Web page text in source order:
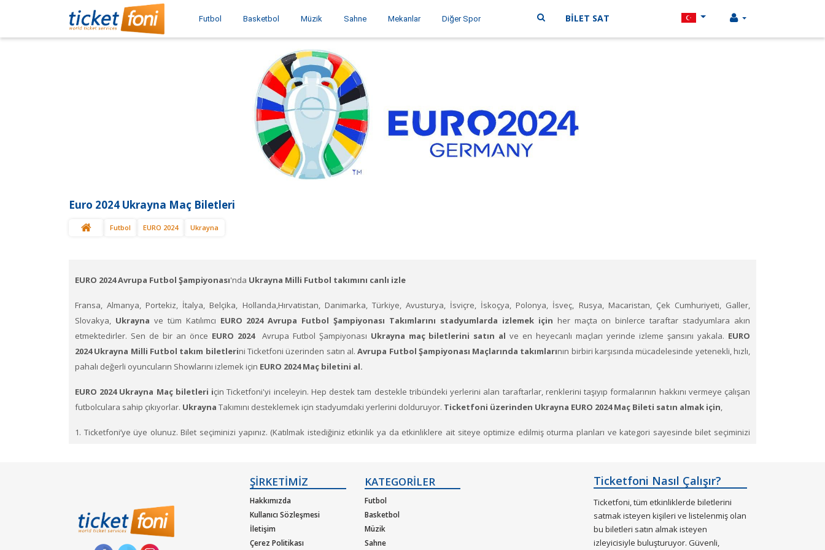
Futbol Basketbol Müzik Sahne Mekanlar Diğer Spor BİLET SAT
Euro 2024 Ukrayna Maç Biletleri
Futbol EURO 2024 Ukrayna
EURO 2024 Avrupa Futbol Şampiyonası'nda Ukrayna Milli Futbol takımını canlı izle
Fransa, Almanya, Portekiz, İtalya, Belçika, Hollanda,Hırvatistan, Danimarka, Türkiye, Avusturya, İsviçre, İskoçya, Polonya, İsveç, Rusya, Macaristan, Çek Cumhuriyeti, Galler,
Slovakya, Ukrayna ve tüm Katılımcı EURO 2024 Avrupa Futbol Şampiyonası Takımlarını stadyumlarda izlemek için her maçta on binlerce taraftar stadyumlara akın
etmektedirler. Sen de bir an önce EURO 2024 Avrupa Futbol Şampiyonası Ukrayna maç biletlerini satın al ve en heyecanlı maçları yerinde izleme şansını yakala. EURO
2024 Ukrayna Milli Futbol takım biletlerini Ticketfoni üzerinden satın al.Avrupa Futbol Şampiyonası Maçlarında takımlarının birbiri karşısında mücadelesinde yetenekli, hızlı,
pahalı değerli oyuncuların Showlarını izlemek için EURO 2024 Maç biletini al.
EURO 2024 Ukrayna Maç biletleri için Ticketfoni'yi inceleyin. Hep destek tam destekle tribündeki yerlerini alan taraftarlar, renklerini taşıyıp formalarının hakkını vermeye çalışan
futbolculara sahip çıkıyorlar. Ukrayna Takımını desteklemek için stadyumdaki yerlerini dolduruyor. Ticketfoni üzerinden Ukrayna EURO 2024 Maç Bileti satın almak için,
1. Ticketfoni’ye üye olunuz. Bilet seçiminizi yapınız. (Katılmak istediğiniz etkinlik ya da etkinliklere ait siteye optimize edilmiş oturma planları ve kategori sayesinde bilet seçiminizi
ŞİRKETİMİZ
Hakkımızda
Kullanıcı Sözleşmesi
İletişim
Çerez Politikası
KATEGORİLER
Futbol
Basketbol
Müzik
Sahne
Ticketfoni Nasıl Çalışır?
Ticketfoni, tüm etkinliklerde biletlerini
satmak isteyen kişileri ve listelenmiş olan
bu biletleri satın almak isteyen
izleyicisiyle buluşturuyor. Güvenli,